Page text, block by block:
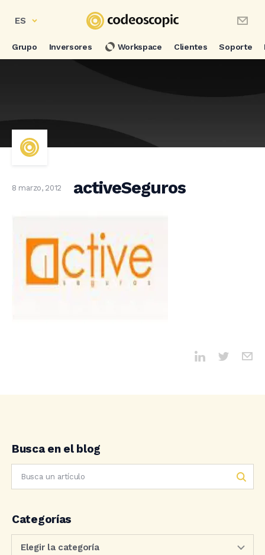
ES
Grupo Inversores Workspace Clientes Soporte
8 marzo, 2012 activeSeguros
Busca en el blog
Categorías